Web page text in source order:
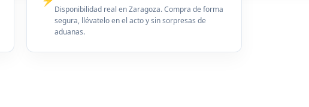
Disponibilidad real en Zaragoza. Compra de forma
segura, llévatelo en el acto y sin sorpresas de
aduanas.